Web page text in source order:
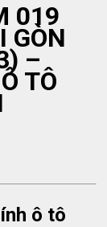
019
GÒN
–
TÔ
ô tô